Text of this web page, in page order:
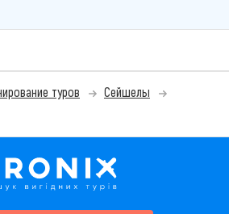
туров
Сейшелы